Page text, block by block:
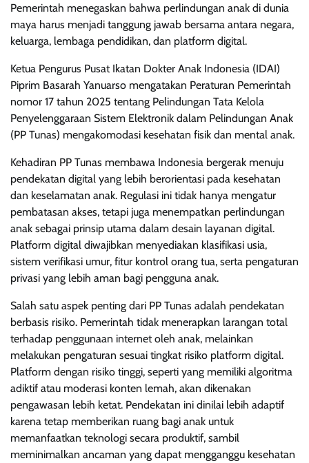
Pemerintah menegaskan bahwa perlindungan anak di dunia
maya harus menjadi tanggung jawab bersama antara negara,
keluarga, lembaga pendidikan, dan platform digital.
Ketua Pengurus Pusat Ikatan Dokter Anak Indonesia (IDAI)
Piprim Basarah Yanuarso mengatakan Peraturan Pemerintah
nomor 17 tahun 2025 tentang Pelindungan Tata Kelola
Penyelenggaraan Sistem Elektronik dalam Pelindungan Anak
(PP Tunas) mengakomodasi kesehatan fisik dan mental anak.
Kehadiran PP Tunas membawa Indonesia bergerak menuju
pendekatan digital yang lebih berorientasi pada kesehatan
dan keselamatan anak. Regulasi ini tidak hanya mengatur
pembatasan akses, tetapi juga menempatkan perlindungan
anak sebagai prinsip utama dalam desain layanan digital.
Platform digital diwajibkan menyediakan klasifikasi usia,
sistem verifikasi umur, fitur kontrol orang tua, serta pengaturan
privasi yang lebih aman bagi pengguna anak.
Salah satu aspek penting dari PP Tunas adalah pendekatan
berbasis risiko. Pemerintah tidak menerapkan larangan total
terhadap penggunaan internet oleh anak, melainkan
melakukan pengaturan sesuai tingkat risiko platform digital.
Platform dengan risiko tinggi, seperti yang memiliki algoritma
adiktif atau moderasi konten lemah, akan dikenakan
pengawasan lebih ketat. Pendekatan ini dinilai lebih adaptif
karena tetap memberikan ruang bagi anak untuk
memanfaatkan teknologi secara produktif, sambil
meminimalkan ancaman yang dapat mengganggu kesehatan